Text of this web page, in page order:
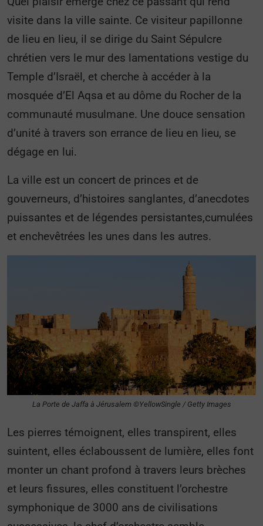
visite dans la ville sainte. Ce visiteur papillonne
de lieu en lieu, il se dirige du Saint Sépulcre
chrétien vers le mur des lamentations vestige du
Temple d’Israël, et cherche à accéder à la
mosquée d’El Aqsa et au dôme du Rocher de la
communauté musulmane. Une douce sensation
d’unité à travers son errance de lieu en lieu, se
dégage en lui.
La ville est un concert de princes et de
gouverneurs, d’histoires sanglantes, d’anecdotes
puissantes et de légendes persistantes,cumulées
et enchevêtrées les unes dans les autres.
La Porte de Jaffa à Jérusalem ©YellowSingle / Getty Images
Les pierres témoignent, elles transpirent, elles
suintent, elles éclaboussent de lumière, elles font
monter un chant profond à travers leurs brèches
et leurs fissures, elles constituent l’orchestre
symphonique de 3000 ans de civilisations